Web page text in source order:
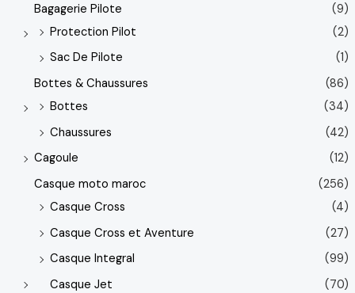
Bagagerie Pilote
(9)
Protection Pilot
(2)
Sac De Pilote
(1)
Bottes & Chaussures
(86)
Bottes
(34)
Chaussures
(42)
Cagoule
(12)
Casque moto maroc
(256)
Casque Cross
(4)
Casque Cross et Aventure
(27)
Casque Integral
(99)
Casque Jet
(70)